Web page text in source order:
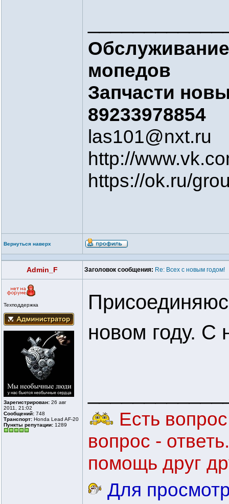
мопедов
Запчасти
89233978854
las101@nxt.ru
http://
https://ok.ru/
Вернуться наверх
Admin_F Заголовок сообщения: Re: Всех с новым годом!
Техподдержка
Зарегистрирован: 26 авг
2011, 21:02
Сообщений: 748
Транспорт: Honda Lead AF-20
Пункты репутации: 1289
новом году.
Есть
вопрос -
помощь друг
Для